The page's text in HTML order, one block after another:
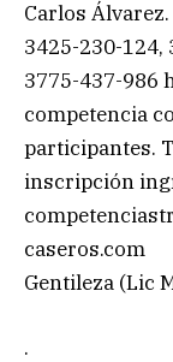
Carlos
3425-230-124,
3775-437-986
competencia
participantes.
inscripción
caseros.com
Gentileza (Lic
.